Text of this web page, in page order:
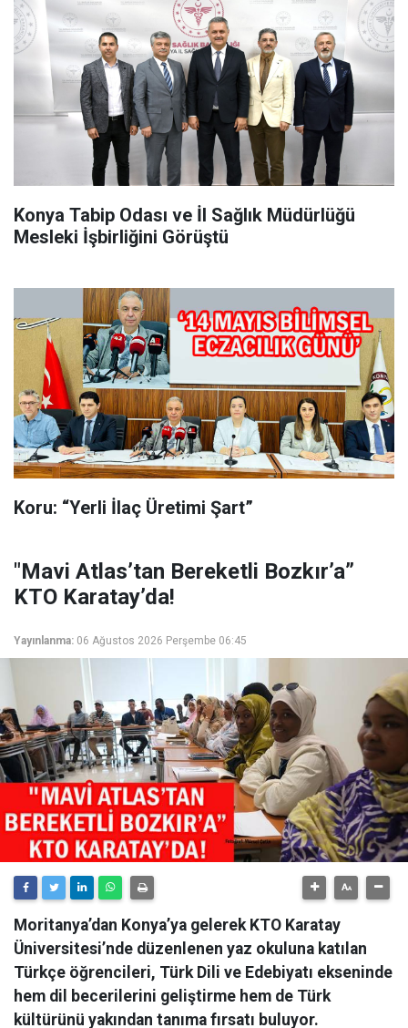
Konya Tabip Odası ve İl Sağlık Müdürlüğü
Mesleki İşbirliğini Görüştü
Koru: “Yerli İlaç Üretimi Şart”
"Mavi Atlas’tan Bereketli Bozkır’a”
KTO Karatay’da!
Yayınlanma: 06 Ağustos 2026 Perşembe 06:45
Moritanya’dan Konya’ya gelerek KTO Karatay
Üniversitesi’nde düzenlenen yaz okuluna katılan
Türkçe öğrencileri, Türk Dili ve Edebiyatı ekseninde
hem dil becerilerini geliştirme hem de Türk
kültürünü yakından tanıma fırsatı buluyor.